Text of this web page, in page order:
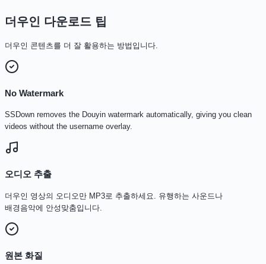
더우인 다운로드 팁
더우인 콘텐츠를 더 잘 활용하는 방법입니다.
No Watermark
SSDown removes the Douyin watermark automatically, giving you clean
videos without the username overlay.
오디오 추출
더우인 영상의 오디오만 MP3로 추출하세요. 유행하는 사운드나
배경음악에 안성맞춤입니다.
원본 화질